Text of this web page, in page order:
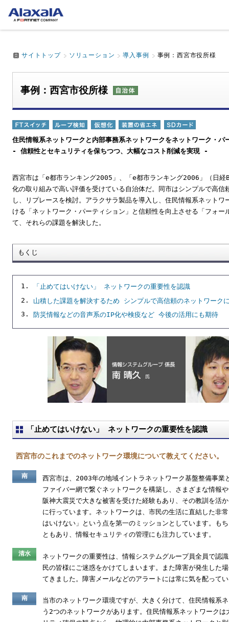
サイトトップ ソリューション 導入事例 事例：西宮市役所様
事例：西宮市役所様
住民情報系ネットワークと内部事務系ネットワークをネットワーク・パ
- 信頼性とセキュリティを保ちつつ、大幅なコスト削減を実現 -
西宮市は「e都市ランキング2005」、「e都市ランキング2006」（日経
化の取り組みで高い評価を受けている自治体だ。同市はシンプルで高
し、リプレースを検討。アラクサラ製品を導入し、住民情報系ネット
ける「ネットワーク・パーティション」と信頼性を向上させる「フォ
て、それらの課題を解決した。
もくじ
「止めてはいけない」 ネットワークの重要性を認識
山積した課題を解決するため シンプルで高信頼のネットワーク
防災情報などの音声系のIP化や検疫など 今後の活用にも期待
「止めてはいけない」 ネットワークの重要性を認識
西宮市のこれまでのネットワーク環境について教えてください。
南
西宮市は、2003年の地域イントラネットワーク基盤整備事
ファイバー網で繋ぐネットワークを構築し、さまざまな情報
阪神大震災で大きな被害を受けた経験もあり、その教訓を活
に行っています。ネットワークは、市民の生活に直結した非
はいけない」という点を第一のミッションとしています。も
ともあり、情報セキュリティの管理にも注力しています。
清水
ネットワークの重要性は、情報システムグループ員全員で認
民の皆様にご迷惑をかけてしまいます。また障害が発生した
てきました。障害メールなどのアラートには常に気を配って
南
当市のネットワーク環境ですが、大きく分けて、住民情報系
う2つのネットワークがあります。住民情報系ネットワーク